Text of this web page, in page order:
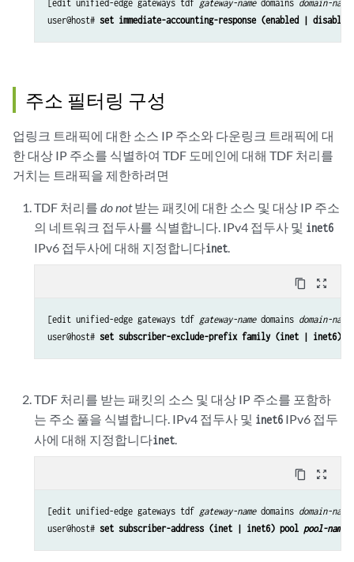
[edit unified-edge gateways tdf gateway-name domains domain-name
user@host# set immediate-accounting-response (enabled |
주소 필터링 구성
업링크 트래픽에 대한 소스 IP 주소와 다운링크 트래픽에 대
한 대상 IP 주소를 식별하여 TDF 도메인에 대해 TDF 처리를
거치는 트래픽을 제한하려면
TDF 처리를do not받는 패킷에 대한 소스 및 대상 IP 주소
의 네트워크 접두사를 식별합니다. IPv4 접두사 및 inet6
IPv6 접두사에 대해 지정합니다inet.
content_copy zoom_out_map
[edit unified-edge gateways tdf gateway-name domains domain-name
user@host# set subscriber-exclude-prefix family (inet | inet6)
TDF 처리를 받는 패킷의 소스 및 대상 IP 주소를 포함하
는 주소 풀을 식별합니다. IPv4 접두사 및 inet6 IPv6 접두
사에 대해 지정합니다inet
content_copy zoom_out_map
[edit unified-edge gateways tdf gateway-name domains domain-name
user@host# set subscriber-address (inet | inet6) pool pool-name